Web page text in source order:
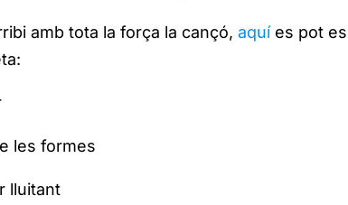
amb tota la força la cançó,aquíes pot
les formes
lluitant